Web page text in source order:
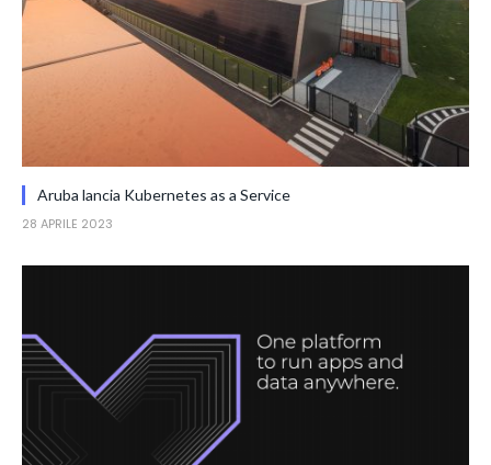
Aruba lancia Kubernetes as a Service
28 APRILE 2023